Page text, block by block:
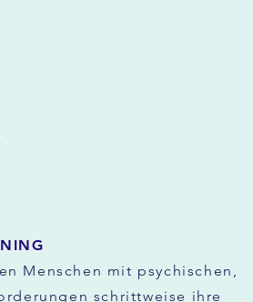
Menschen mit psychischen,
schrittweise ihre